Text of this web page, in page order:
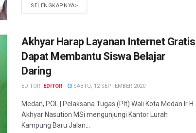
SELENGKAPNYA>
Akhyar Harap Layanan Internet Gratis
Dapat Membantu Siswa Belajar
Daring
EDITOR: EDITOR SABTU, 12 SEPTEMBER 2020
Medan, POL | Pelaksana Tugas (Plt) Wali Kota Medan Ir H
Akhyar Nasution MSi mengunjungi Kantor Lurah
Kampung Baru Jalan...